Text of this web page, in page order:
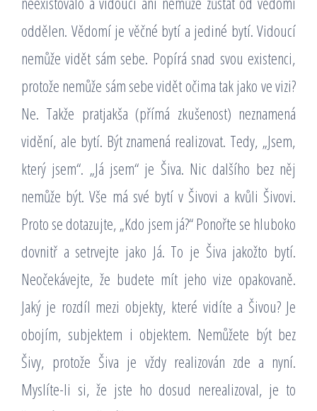
oddělen. Vědomí je věčné bytí a jediné bytí. Vidoucí
nemůže vidět sám sebe. Popírá snad svou existenci,
protože nemůže sám sebe vidět očima tak jako ve vizi?
Ne. Takže pratjakša (přímá zkušenost) neznamená
vidění, ale bytí. Být znamená realizovat. Tedy, „Jsem,
který jsem“. „Já jsem“ je Šiva. Nic dalšího bez něj
nemůže být. Vše má své bytí v Šivovi a kvůli Šivovi.
Proto se dotazujte, „Kdo jsem já?“ Ponořte se hluboko
dovnitř a setrvejte jako Já. To je Šiva jakožto bytí.
Neočekávejte, že budete mít jeho vize opakovaně.
Jaký je rozdíl mezi objekty, které vidíte a Šivou? Je
obojím, subjektem i objektem. Nemůžete být bez
Šivy, protože Šiva je vždy realizován zde a nyní.
Myslíte-li si, že jste ho dosud nerealizoval, je to